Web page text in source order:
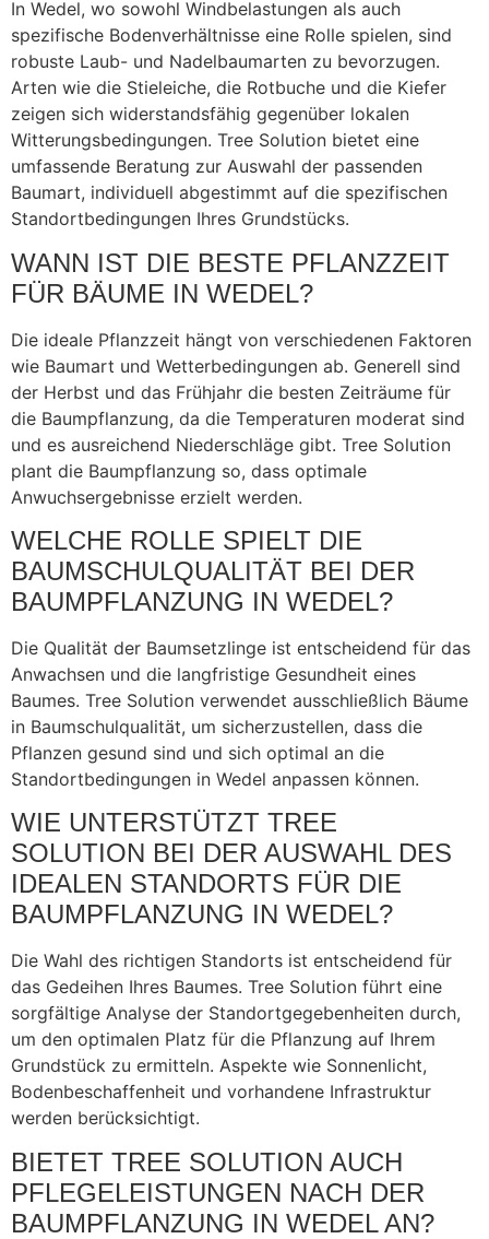
In Wedel, wo sowohl Windbelastungen als auch
spezifische Bodenverhältnisse eine Rolle spielen, sind
robuste Laub- und Nadelbaumarten zu bevorzugen.
Arten wie die Stieleiche, die Rotbuche und die Kiefer
zeigen sich widerstandsfähig gegenüber lokalen
Witterungsbedingungen. Tree Solution bietet eine
umfassende Beratung zur Auswahl der passenden
Baumart, individuell abgestimmt auf die spezifischen
Standortbedingungen Ihres Grundstücks.
WANN IST DIE BESTE PFLANZZEIT
FÜR BÄUME IN WEDEL?
Die ideale Pflanzzeit hängt von verschiedenen Faktoren
wie Baumart und Wetterbedingungen ab. Generell sind
der Herbst und das Frühjahr die besten Zeiträume für
die Baumpflanzung, da die Temperaturen moderat sind
und es ausreichend Niederschläge gibt. Tree Solution
plant die Baumpflanzung so, dass optimale
Anwuchsergebnisse erzielt werden.
WELCHE ROLLE SPIELT DIE
BAUMSCHULQUALITÄT BEI DER
BAUMPFLANZUNG IN WEDEL?
Die Qualität der Baumsetzlinge ist entscheidend für das
Anwachsen und die langfristige Gesundheit eines
Baumes. Tree Solution verwendet ausschließlich Bäume
in Baumschulqualität, um sicherzustellen, dass die
Pflanzen gesund sind und sich optimal an die
Standortbedingungen in Wedel anpassen können.
WIE UNTERSTÜTZT TREE
SOLUTION BEI DER AUSWAHL DES
IDEALEN STANDORTS FÜR DIE
BAUMPFLANZUNG IN WEDEL?
Die Wahl des richtigen Standorts ist entscheidend für
das Gedeihen Ihres Baumes. Tree Solution führt eine
sorgfältige Analyse der Standortgegebenheiten durch,
um den optimalen Platz für die Pflanzung auf Ihrem
Grundstück zu ermitteln. Aspekte wie Sonnenlicht,
Bodenbeschaffenheit und vorhandene Infrastruktur
werden berücksichtigt.
BIETET TREE SOLUTION AUCH
PFLEGELEISTUNGEN NACH DER
BAUMPFLANZUNG IN WEDEL AN?